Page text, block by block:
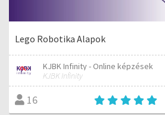
Lego Robotika Alapok
KJBK Infinity - Online képzések
KJBK Infinity
16